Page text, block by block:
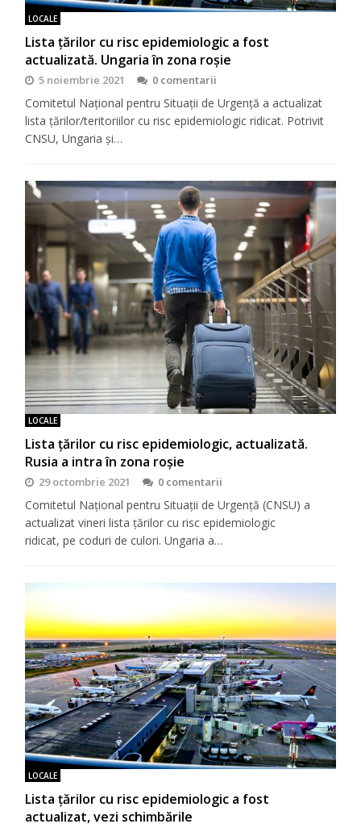
LOCALE
Lista țărilor cu risc epidemiologic a fost
actualizată. Ungaria în zona roșie
5 noiembrie 2021 0 comentarii
Comitetul Național pentru Situații de Urgență a actualizat
lista țărilor/teritoriilor cu risc epidemiologic ridicat. Potrivit
CNSU, Ungaria și…
LOCALE
Lista țărilor cu risc epidemiologic, actualizată.
Rusia a intra în zona roșie
29 octombrie 2021 0 comentarii
Comitetul Național pentru Situații de Urgență (CNSU) a
actualizat vineri lista țărilor cu risc epidemiologic
ridicat, pe coduri de culori. Ungaria a…
LOCALE
Lista țărilor cu risc epidemiologic a fost
actualizat, vezi schimbările